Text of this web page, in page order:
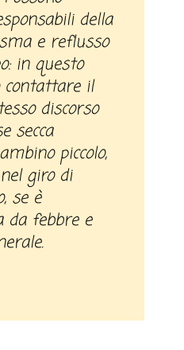
della
e reflusso
in questo
contattare il
discorso
secca
piccolo,
giro di
se è
da febbre e